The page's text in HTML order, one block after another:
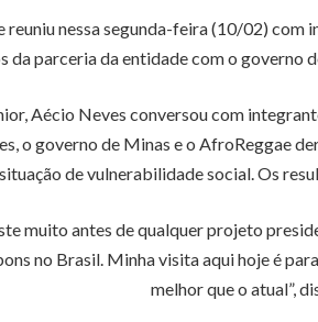
nessa segunda-feira (10/02)
da parceria da entidade com o governo
Aécio Neves conversou com
o governo de Minas e o AfroReggae
de vulnerabilidade social. Os
muito antes de qualquer projeto
no Brasil. Minha visita aqui hoje é
melhor que o atual”,